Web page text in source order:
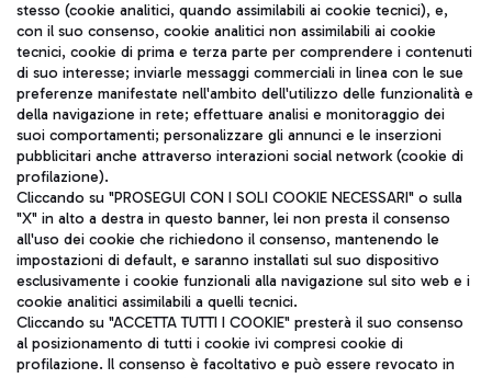
Fast Food
Pizza
Treno
Raggiungi velocemente l'aeroporto di Fiumicino da Roma
tramite i servizi ferroviari Trenitalia.
Autobus
Scopri le linee di autobus per raggiungere l'aeroporto
Leonardo Da Vinci.
TRAVEL JOURNAL
ITA
Aeroporti di Roma S.p.A. - Società soggetta a direzione e
coordinamento di Mundys S.p.A.
Codice fiscale e Registro delle Imprese di Roma 13032990155 P.
IVA 06572251004
stesso (cookie analitici, quando assimilabili ai cookie tecnici), e,
con il suo consenso, cookie analitici non assimilabili ai cookie
tecnici, cookie di prima e terza parte per comprendere i contenuti
di suo interesse; inviarle messaggi commerciali in linea con le sue
preferenze manifestate nell'ambito dell'utilizzo delle funzionalità e
della navigazione in rete; effettuare analisi e monitoraggio dei
suoi comportamenti; personalizzare gli annunci e le inserzioni
pubblicitari anche attraverso interazioni social network (cookie di
profilazione).
Cliccando su "PROSEGUI CON I SOLI COOKIE NECESSARI" o sulla
"X" in alto a destra in questo banner, lei non presta il consenso
all'uso dei cookie che richiedono il consenso, mantenendo le
impostazioni di default, e saranno installati sul suo dispositivo
esclusivamente i cookie funzionali alla navigazione sul sito web e i
cookie analitici assimilabili a quelli tecnici.
Cliccando su "ACCETTA TUTTI I COOKIE" presterà il suo consenso
al posizionamento di tutti i cookie ivi compresi cookie di
profilazione. Il consenso è facoltativo e può essere revocato in